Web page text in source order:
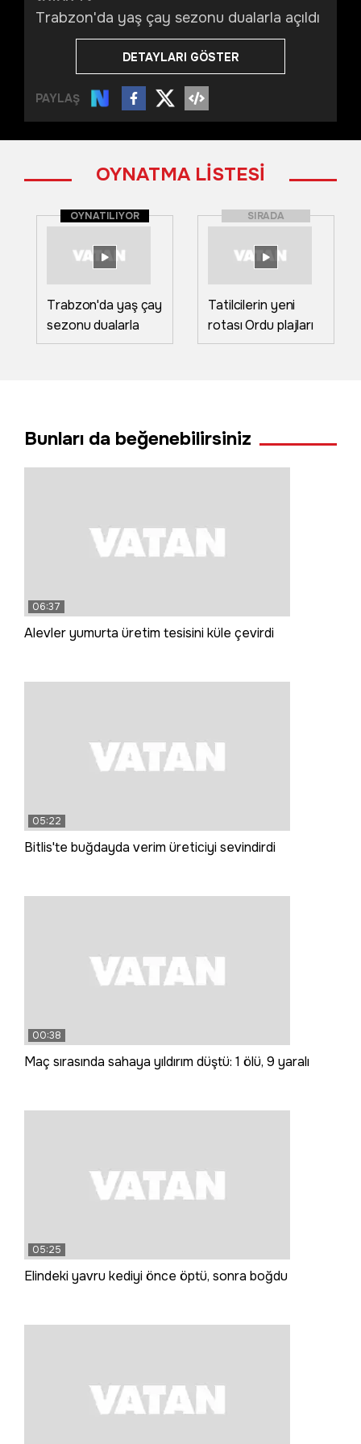
Trabzon'da yaş çay sezonu dualarla açıldı
DETAYLARI GÖSTER
PAYLAŞ
OYNATMA LİSTESİ
OYNATILIYOR
Trabzon'da yaş çay
sezonu dualarla
açıldı
SIRADA
Tatilcilerin yeni
rotası Ordu plajları
Bunları da beğenebilirsiniz
06:37
Alevler yumurta üretim tesisini küle çevirdi
05:22
Bitlis'te buğdayda verim üreticiyi sevindirdi
00:38
Maç sırasında sahaya yıldırım düştü: 1 ölü, 9 yaralı
05:25
Elindeki yavru kediyi önce öptü, sonra boğdu